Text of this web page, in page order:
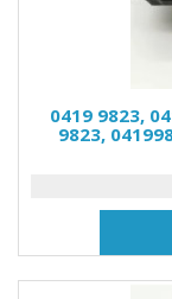
0419 9823,
9823,